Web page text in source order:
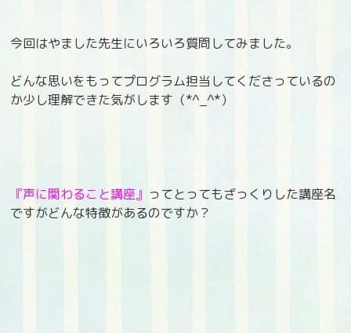
今回はやました先生にいろいろ質問してみました。
どんな思いをもってプログラム担当してくださっているの
か少し理解できた気がします（*^_^*）
『声に関わること講座』 ってとってもざっくりした講座名
ですがどんな特徴があるのですか？